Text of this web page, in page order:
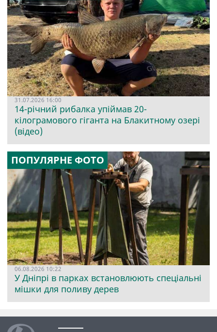
31.07.2026 16:00
14-річний рибалка упіймав 20-
кілограмового гіганта на Блакитному озері
(відео)
ПОПУЛЯРНЕ ФОТО
06.08.2026 10:22
У Дніпрі в парках встановлюють спеціальні
мішки для поливу дерев